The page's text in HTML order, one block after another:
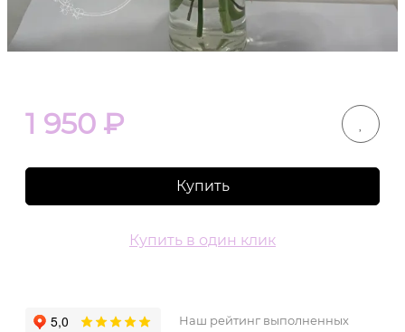
1 950 ₽
Купить
Купить в один клик
Наш рейтинг выполненных